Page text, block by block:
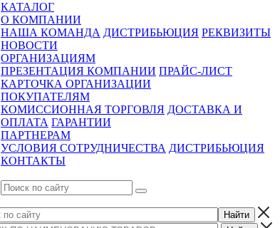
КАТАЛОГ
О КОМПАНИИ
НАША КОМАНДА ДИСТРИБЬЮЦИЯ РЕКВИЗИТЫ
НОВОСТИ
ОРГАНИЗАЦИЯМ
ПРЕЗЕНТАЦИЯ КОМПАНИИ ПРАЙС-ЛИСТ
КАРТОЧКА ОРГАНИЗАЦИИ
ПОКУПАТЕЛЯМ
КОМИССИОННАЯ ТОРГОВЛЯ ДОСТАВКА И
ОПЛАТА ГАРАНТИИ
ПАРТНЕРАМ
УСЛОВИЯ СОТРУДНИЧЕСТВА ДИСТРИБЬЮЦИЯ
КОНТАКТЫ